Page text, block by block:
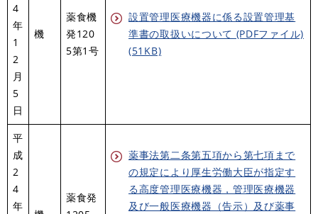
4
年
1
2
月
5
日
機
薬食機
発120
5第1号
設置管理医療機器に係る設置管理基
準書の取扱いについて (PDFファイル)
(51KB)
平
成
2
4
年
薬食発
薬事法第二条第五項から第七項まで
の規定により厚生労働大臣が指定す
る高度管理医療機器，管理医療機器
及び一般医療機器（告示）及び薬事